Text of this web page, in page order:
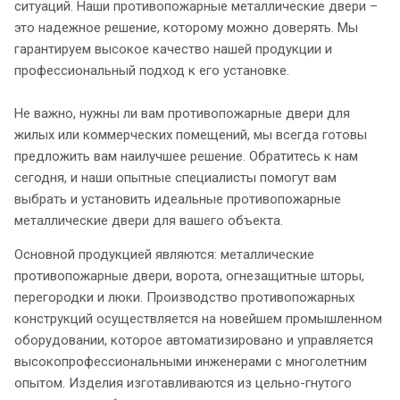
ситуаций. Наши противопожарные металлические двери –
это надежное решение, которому можно доверять. Мы
гарантируем высокое качество нашей продукции и
профессиональный подход к его установке.
Не важно, нужны ли вам противопожарные двери для
жилых или коммерческих помещений, мы всегда готовы
предложить вам наилучшее решение. Обратитесь к нам
сегодня, и наши опытные специалисты помогут вам
выбрать и установить идеальные противопожарные
металлические двери для вашего объекта.
Основной продукцией являются: металлические
противопожарные двери, ворота, огнезащитные шторы,
перегородки и люки. Производство противопожарных
конструкций осуществляется на новейшем промышленном
оборудовании, которое автоматизировано и управляется
высокопрофессиональными инженерами с многолетним
опытом. Изделия изготавливаются из цельно-гнутого